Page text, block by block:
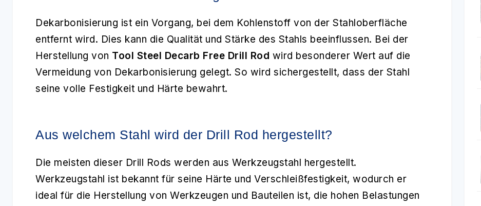
Dekarbonisierung ist ein Vorgang, bei dem Kohlenstoff von der Stahloberfläche
entfernt wird. Dies kann die Qualität und Stärke des Stahls beeinflussen. Bei der
Herstellung von Tool Steel Decarb Free Drill Rod wird besonderer Wert auf die
Vermeidung von Dekarbonisierung gelegt. So wird sichergestellt, dass der Stahl
seine volle Festigkeit und Härte bewahrt.
Aus welchem Stahl wird der Drill Rod hergestellt?
Die meisten dieser Drill Rods werden aus Werkzeugstahl hergestellt.
Werkzeugstahl ist bekannt für seine Härte und Verschleißfestigkeit, wodurch er
ideal für die Herstellung von Werkzeugen und Bauteilen ist, die hohen Belastungen